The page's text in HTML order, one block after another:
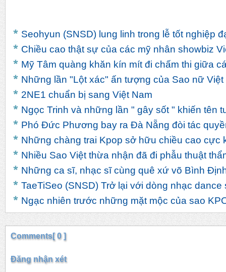
Seohyun (SNSD) lung linh trong lễ tốt nghiệp
Chiều cao thật sự của các mỹ nhân showbiz
Mỹ Tâm quàng khăn kín mít đi chấm thi giữa
Những lần "Lột xác" ấn tượng của Sao nữ Việt
2NE1 chuẩn bị sang Việt Nam
Ngọc Trinh và những lần " gây sốt " khiến tên
Phó Đức Phương bay ra Đà Nẵng đòi tác
Những chàng trai Kpop sở hữu chiều cao cực
Nhiều Sao Việt thừa nhận đã đi phẫu thuật
Những ca sĩ, nhạc sĩ cùng quê xứ võ Bình
TaeTiSeo (SNSD) Trở lại với dòng nhạc dance
Ngạc nhiên trước những mặt mộc của sao
Comments[ 0 ]
Đăng nhận xét